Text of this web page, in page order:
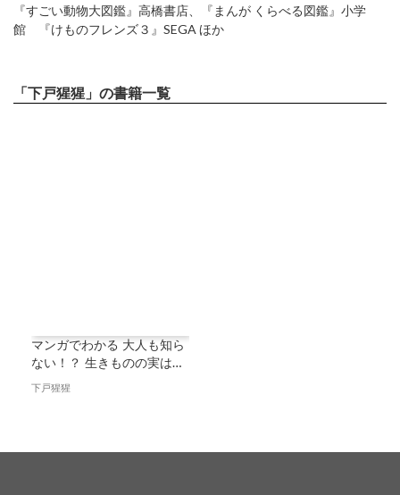
『すごい動物大図鑑』高橋書店、『まんが くらべる図鑑』小学
館 『けものフレンズ３』SEGA ほか
「下戸猩猩」の書籍一覧
マンガでわかる 大人も知ら
ない！？ 生きものの実は…
下戸猩猩